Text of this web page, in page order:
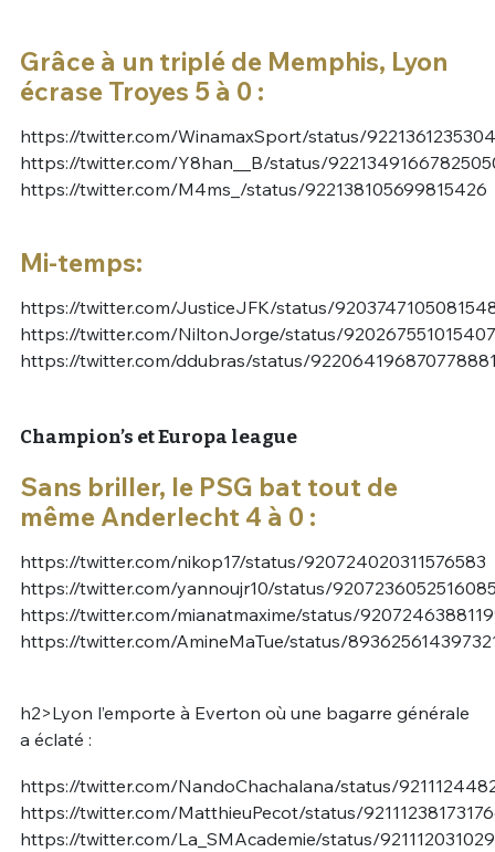
Grâce à un triplé de Memphis, Lyon
écrase Troyes 5 à 0 :
https://twitter.com/WinamaxSport/status/
https://twitter.com/Y8han__B/status/
https://twitter.com/M4ms_/status/922138105699815426
Mi-temps:
https://twitter.com/JusticeJFK/status/
https://twitter.com/NiltonJorge/status/
https://twitter.com/ddubras/status/
Champion’s et Europa league
Sans briller, le PSG bat tout de
même Anderlecht 4 à 0 :
https://twitter.com/nikop17/status/920724020311576583
https://twitter.com/yannoujr10/status/
https://twitter.com/mianatmaxime/status/
https://twitter.com/AmineMaTue/status/
h2>Lyon l’emporte à Everton où une bagarre générale
a éclaté :
https://twitter.com/NandoChachalana/status/
https://twitter.com/MatthieuPecot/status/
https://twitter.com/La_SMAcademie/status/